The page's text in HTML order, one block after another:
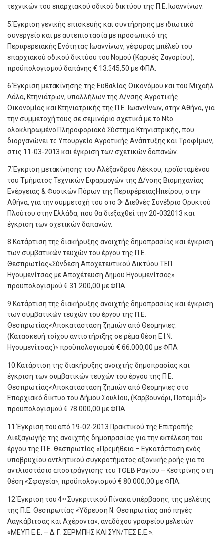
τεχνικών του επαρχιακού οδικού δικτύου της Π.Ε. Ιωαννίνων.
5.Έγκριση γενικής επισκευής και συντήρησης με ιδιωτικό
συνεργείο και με αυτεπιστασία με προσωπικό της
Περιφερειακής Ενότητας Ιωαννίνων, γέφυρας μπέλεϋ του
επαρχιακού οδικού δικτύου του Νομού (Καρυές Ζαγορίου),
προϋπολογισμού δαπάνης € 13.345,50 με ΦΠΑ.
6.Έγκριση μετακίνησης της Ευθαλίας Οικονόμου και του Μιχαήλ
Λάλα, Κτηνιάτρων, υπαλλήλων της Δ/νσης Αγροτικής
Οικονομίας και Κτηνιατρικής της Π.Ε. Ιωαννίνων, στην Αθήνα, για
την συμμετοχή τους σε σεμινάριο σχετικά με το Νέο
ολοκληρωμένο Πληροφοριακό Σύστημα Κτηνιατρικής, που
διοργανώνει το Υπουργείο Αγροτικής Ανάπτυξης και Τροφίμων,
στις 11-03-2013 και έγκριση των σχετικών δαπανών.
7.Έγκριση μετακίνησης του Αλέξανδρου Λέκκου, προϊσταμένου
του Τμήματος Τεχνικών Εφαρμογών της Δ/νσης Βιομηχανίας
Ενέργειας & Φυσικών Πόρων της ΠεριφέρειαςΗπείρου, στην
Αθήνα, για την συμμετοχή του στο 3ο Διεθνές Συνέδριο Ορυκτού
Πλούτου στην Ελλάδα, που θα διεξαχθεί την 20-032013 και
έγκριση των σχετικών δαπανών.
8.Κατάρτιση της διακήρυξης ανοιχτής δημοπρασίας και έγκριση
των συμβατικών τευχών του έργου της Π.Ε.
Θεσπρωτίας«Σύνδεση Αποχετευτικού Δικτύου ΤΕΠ
Ηγουμενίτσας με Αποχέτευση Δήμου Ηγουμενίτσας»
προϋπολογισμού € 31.200,00 με ΦΠΑ.
9.Κατάρτιση της διακήρυξης ανοιχτής δημοπρασίας και έγκριση
των συμβατικών τευχών του έργου της Π.Ε.
Θεσπρωτίας«Αποκατάσταση ζημιών από Θεομηνίες.
(Κατασκευή τοίχου αντιστήριξης σε ρέμα θέση Ε.Ι.Ν.
Ηγουμενίτσας)» προϋπολογισμού € 66.000,00 με ΦΠΑ
10.Κατάρτιση της διακήρυξης ανοιχτής δημοπρασίας και
έγκριση των συμβατικών τευχών του έργου της Π.Ε.
Θεσπρωτίας«Αποκατάσταση ζημιών από Θεομηνίες στο
Επαρχιακό δίκτυο του Δήμου Σουλίου, (Καρβουνάρι, Ποταμιά)»
προϋπολογισμού € 78.000,00 με ΦΠΑ.
11.Έγκριση του από 19-02-2013 Πρακτικού της Επιτροπής
Διεξαγωγής της ανοιχτής δημοπρασίας για την εκτέλεση του
έργου της Π.Ε. Θεσπρωτίας «Προμήθεια – Εγκατάσταση ενός
υποβρυχίου αντλητικού συγκροτήματος αξονικής ροής για το
αντλιοστάσιο αποστράγγισης του ΤΟΕΒ Ραγίου – Κεστρίνης στη
θέση «Σφαγεία», προϋπολογισμού € 80.000,00 με ΦΠΑ.
12.Έγκριση του 4ου Συγκριτικού Πίνακα υπέρβασης, της μελέτης
της Π.Ε. Θεσπρωτίας «Ύδρευση Ν. Θεσπρωτίας από πηγές
Λαγκάβιτσας και Αχέροντα», αναδόχου γραφείου μελετών
«ΜΕΥΠ Ε.Ε. – Δ. Γ. ΣΕΡΜΠΗΣ ΚΑΙ ΣΥΝ/ΤΕΣ Ε.Ε.».